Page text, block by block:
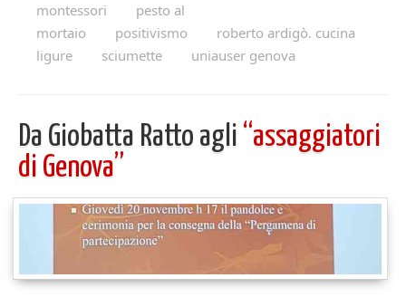
montessori
pesto al
mortaio
positivismo
roberto ardigò. cucina
ligure
sciumette uniauser genova
Da Giobatta Ratto agli “assaggiatori
di Genova”